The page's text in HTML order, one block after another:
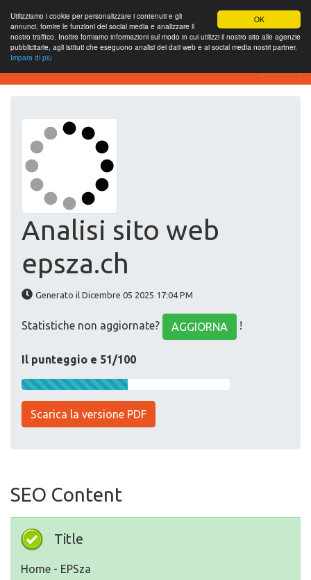
OK
Utilizziamo i cookie per personalizzare i contenuti e gli
annunci, fornire le funzioni dei social media e analizzare il
nostro traffico. Inoltre forniamo informazioni sul modo in cui utilizzi il nostro sito alle agenzie
pubblicitarie, agli istituti che eseguono analisi dei dati web e ai social media nostri partner.
Impara di più
Website-SEO-Überprüfung
Analisi sito web
epsza.ch
Generato il Dicembre 05 2025 17:04 PM
Statistiche non aggiornate? AGGIORNA !
Il punteggio e 51/100
Scarica la versione PDF
SEO Content
Title
Home - EPSza